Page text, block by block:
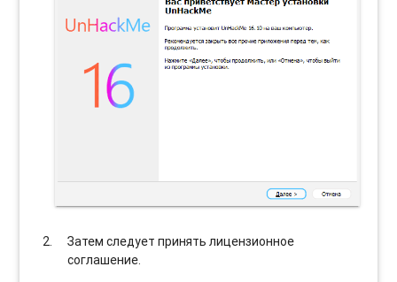
Затем следует принять лицензионное
соглашение.